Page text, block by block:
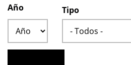
Año
Tipo